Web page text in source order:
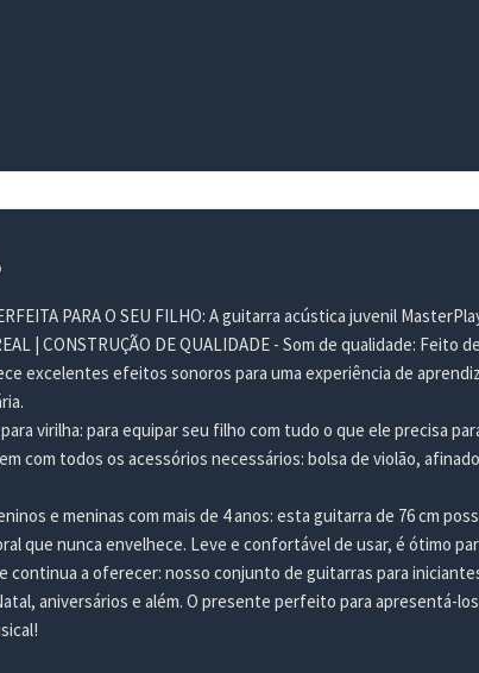
PARA O SEU FILHO: A guitarra acústica juvenil
| CONSTRUÇÃO DE QUALIDADE - Som de qualidade:
excelentes efeitos sonoros para uma experiência de
virilha: para equipar seu filho com tudo o que ele precisa
com todos os acessórios necessários: bolsa de violão,
e meninas com mais de 4 anos: esta guitarra de 76 cm
que nunca envelhece. Leve e confortável de usar, é ótimo
continua a oferecer: nosso conjunto de guitarras para
aniversários e além. O presente perfeito para apresentá-